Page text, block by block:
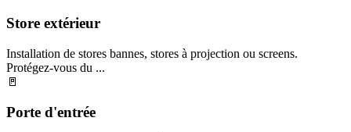
Store extérieur
Installation de stores bannes, stores à projection ou screens.
Protégez-vous du ...
🚪
Porte d'entrée